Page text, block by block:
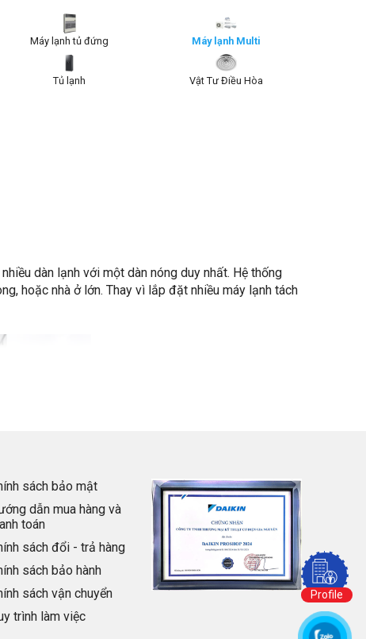
Máy lạnh tủ đứng Máy lạnh Multi
Tủ lạnh Vật Tư Điều Hòa
dàn lạnh với một dàn nóng duy nhất. Hệ thống
hoặc nhà ở lớn. Thay vì lắp đặt nhiều máy lạnh tách
sách bảo mật
dẫn mua hàng và
toán
sách đổi - trả hàng
sách bảo hành
sách vận chuyển
trình làm việc
Profile